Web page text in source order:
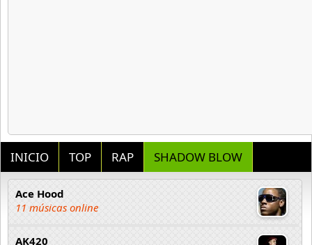
INICIO TOP RAP SHADOW BLOW
Ace Hood
11 músicas online
AK420